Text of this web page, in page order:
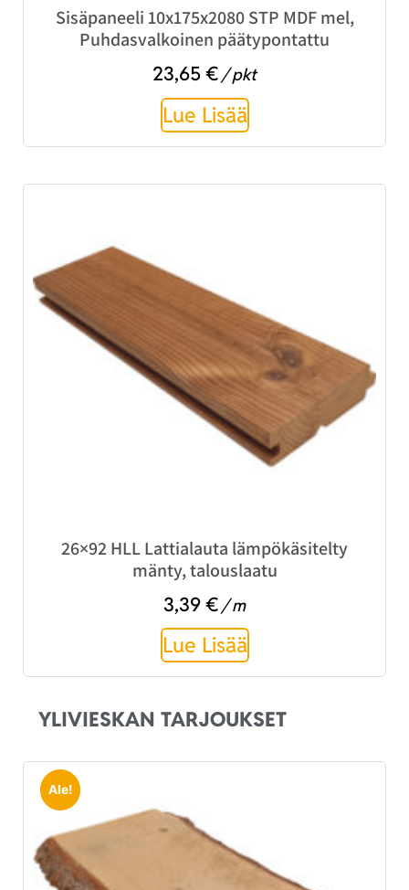
Sisäpaneeli 10x175x2080 STP MDF mel,
Puhdasvalkoinen päätypontattu
23,65€/ pkt
Lue Lisää
26×92 HLL Lattialauta lämpökäsitelty
mänty, talouslaatu
3,39€/ m
Lue Lisää
YLIVIESKAN TARJOUKSET
Ale!